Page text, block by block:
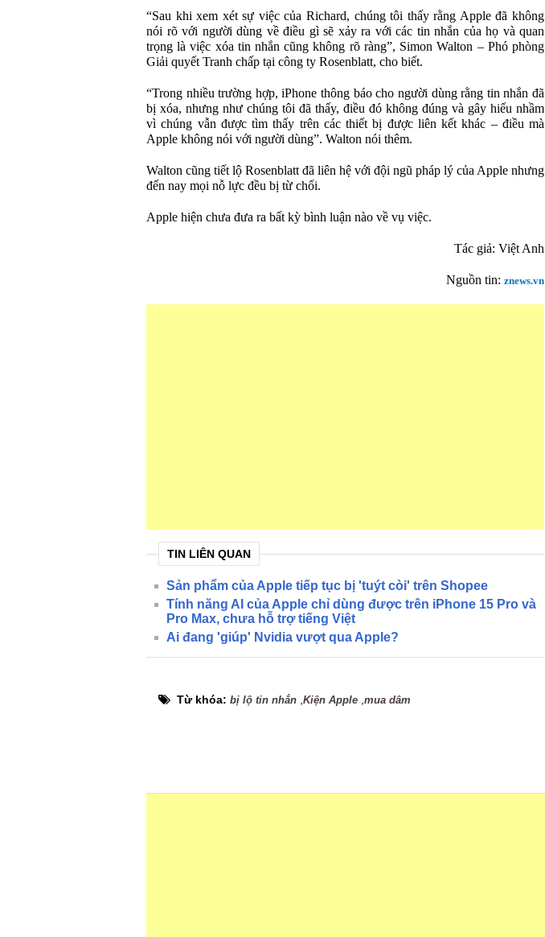
“Sau khi xem xét sự việc của Richard, chúng tôi thấy rằng Apple đã không
nói rõ với người dùng về điều gì sẽ xảy ra với các tin nhắn của họ và quan
trọng là việc xóa tin nhắn cũng không rõ ràng”, Simon Walton – Phó phòng
Giải quyết Tranh chấp tại công ty Rosenblatt, cho biết.
“Trong nhiều trường hợp, iPhone thông báo cho người dùng rằng tin nhắn đã
bị xóa, nhưng như chúng tôi đã thấy, điều đó không đúng và gây hiểu nhầm
vì chúng vẫn được tìm thấy trên các thiết bị được liên kết khác – điều mà
Apple không nói với người dùng”. Walton nói thêm.
Walton cũng tiết lộ Rosenblatt đã liên hệ với đội ngũ pháp lý của Apple nhưng
đến nay mọi nỗ lực đều bị từ chối.
Apple hiện chưa đưa ra bất kỳ bình luận nào về vụ việc.
Tác giả: Việt Anh
Nguồn tin: znews.vn
TIN LIÊN QUAN
Sản phẩm của Apple tiếp tục bị 'tuýt còi' trên Shopee
Tính năng AI của Apple chỉ dùng được trên iPhone 15 Pro và
Pro Max, chưa hỗ trợ tiếng Việt
Ai đang 'giúp' Nvidia vượt qua Apple?
Từ khóa: bị lộ tin nhắn Kiện Apple mua dâm